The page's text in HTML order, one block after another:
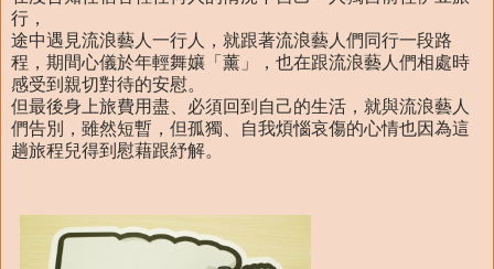
行，
途中遇見流浪藝人一行人，就跟著流浪藝人們同行一段路
程，期間心儀於年輕舞孃「薰」，也在跟流浪藝人們相處時
感受到親切對待的安慰。
但最後身上旅費用盡、必須回到自己的生活，就與流浪藝人
們告別，雖然短暫，但孤獨、自我煩惱哀傷的心情也因為這
趟旅程兒得到慰藉跟紓解。